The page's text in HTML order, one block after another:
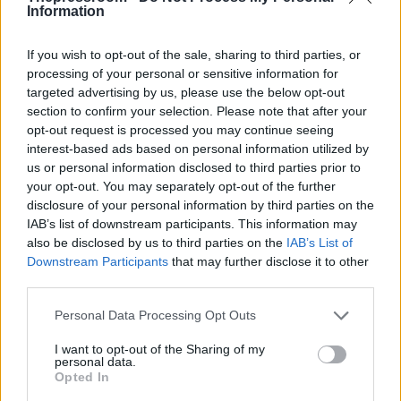
Information
If you wish to opt-out of the sale, sharing to third parties, or
processing of your personal or sensitive information for
targeted advertising by us, please use the below opt-out
section to confirm your selection. Please note that after your
opt-out request is processed you may continue seeing
interest-based ads based on personal information utilized by
us or personal information disclosed to third parties prior to
your opt-out. You may separately opt-out of the further
disclosure of your personal information by third parties on the
IAB’s list of downstream participants. This information may
also be disclosed by us to third parties on the IAB’s List of
Downstream Participants that may further disclose it to other
Please note that this website/app uses one or more Google
not limited to your visit or usage behaviour. You may click to
grant or deny consent to Google and its third-party tags to
use your data for below specified purposes in below Google
Personal Data Processing Opt Outs
I want to opt-out of the Sharing of my
personal data.
Opted In
μετεγγραφών - για πρώτη φορά από φέτος - δεν
μια ουσιαστική κοινωνική πρωτοβουλία, που
αποδεικνύει ότι η Πολιτεία βρίσκεται δίπλα στους
φοιτητές μας και τις οικογένειές τους. Είναι η
έμπρακτη απάντηση στην αγωνία χιλιάδων νέων
ανθρώπων, αλλά και η σαφής ένδειξη σεβασμού
στις ανάγκες της ελληνικής οικογένειας. Με τον
τρόπο αυτό εξασφαλίζουμε ότι, όσοι πληρούν τα
κριτήρια, θα γνωρίζουν εγκαίρως τον τόπο
σπουδών τους. Έτσι αποφεύγονται οι άσκοπες
ταλαιπωρίες και τα επιπλέον έξοδα, δίνονται ίσες
ευκαιρίες για την παρακολούθηση των
μαθημάτων από την πρώτη ημέρα και
διευκολύνεται η οργάνωση της καθημερινότητάς
ξεκάθαρο κοινωνικό αποτύπωμα: ενισχύει την
αδύναμους και επιτρέπει στα Πανεπιστήμια να
λειτουργούν με καλύτερο προγραμματισμό. Είναι